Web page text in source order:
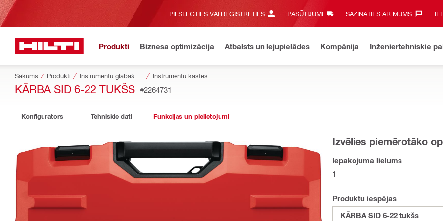
PIESLĒGTIES VAI REĢISTRĒTIES PASŪTĪJUMI SAZINĀTIES AR MUMS‎
Produkti Biznesa optimizācija Atbalsts un lejupielādes Kompānija Inženiertehniskie
Sākums Produkti Instrumentu kastes
KĀRBA SID 6-22 TUKŠS #2264731
Konfigurators Tehniskie dati Funkcijas un pielietojumi
Izvēlies piemērotāko
Iepakojuma lielums
1
Produktu iespējas
KĀRBA SID 6-22 tukšs